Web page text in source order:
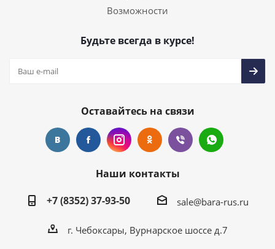
Возможности
Будьте всегда в курсе!
Оставайтесь на связи
Наши контакты
+7 (8352) 37-93-50
sale@bara-rus.ru
г. Чебоксары, Вурнарское шоссе д.7